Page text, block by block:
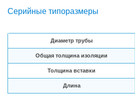
Серийные типоразмеры
Диаметр трубы
Общая толщина изоляции
Толщина вставки
Длина